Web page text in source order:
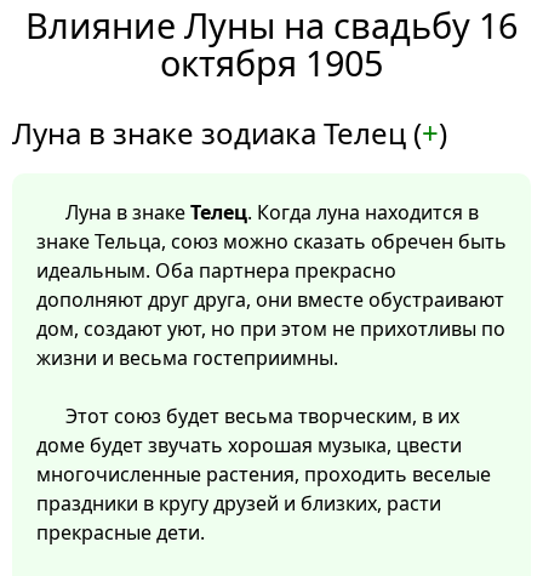
Влияние Луны на свадьбу 16
октября 1905
Луна в знаке зодиака Телец (+)
Луна в знакеТелец. Когда луна находится в
знаке Тельца, союз можно сказать обречен быть
идеальным. Оба партнера прекрасно
дополняют друг друга, они вместе обустраивают
дом, создают уют, но при этом не прихотливы по
жизни и весьма гостеприимны.
Этот союз будет весьма творческим, в их
доме будет звучать хорошая музыка, цвести
многочисленные растения, проходить веселые
праздники в кругу друзей и близких, расти
прекрасные дети.